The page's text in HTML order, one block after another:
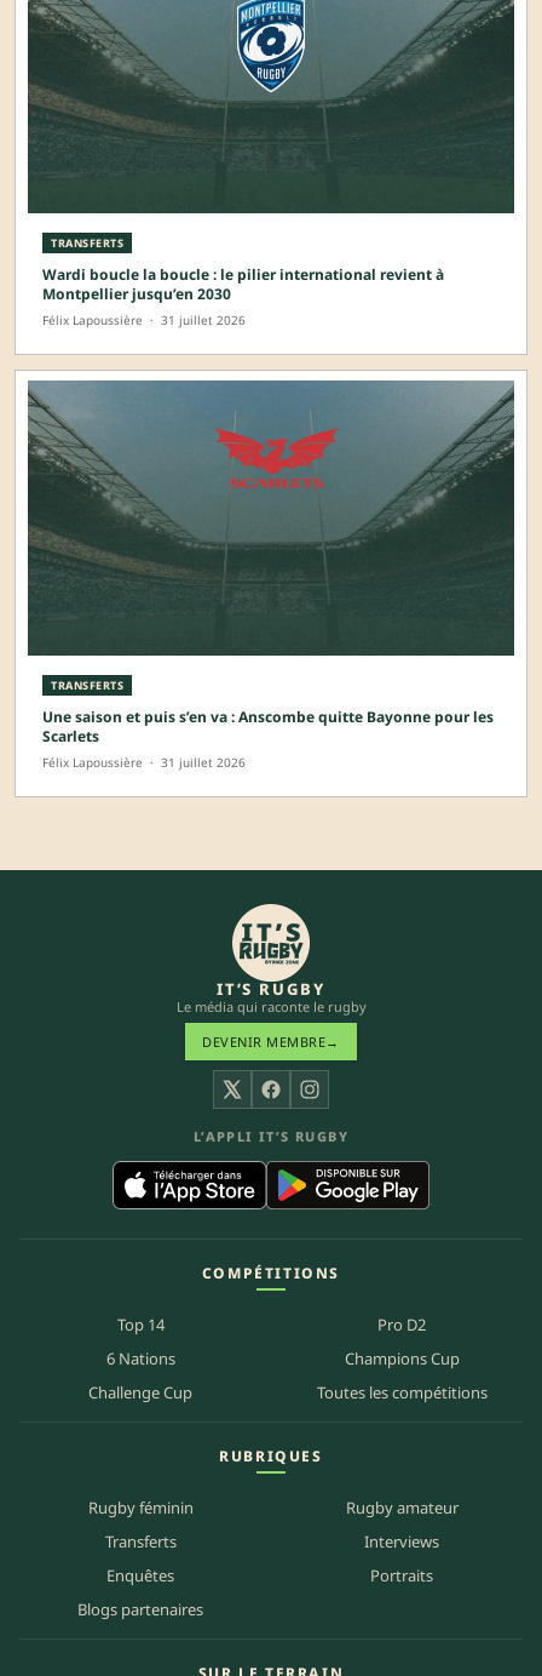
TRANSFERTS
Wardi boucle la boucle : le pilier international revient à
Montpellier jusqu’en 2030
Félix Lapoussière · 31 juillet 2026
TRANSFERTS
Une saison et puis s’en va : Anscombe quitte Bayonne pour les
Scarlets
Félix Lapoussière · 31 juillet 2026
IT’S RUGBY
Le média qui raconte le rugby
DEVENIR MEMBRE→
X FacebookInstagram
L’APPLI IT’S RUGBY
COMPÉTITIONS
Top 14
Pro D2
6 Nations
Champions Cup
Challenge Cup
Toutes les compétitions
RUBRIQUES
Rugby féminin
Rugby amateur
Transferts
Interviews
Enquêtes
Portraits
Blogs partenaires